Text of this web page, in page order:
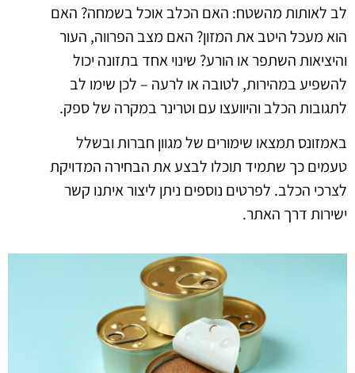
לב לאותות מהשטח: האם הכלב אוכל בשמחה? האם
הוא מעכל היטב את המזון? האם מצב הפרווה, העור
והיציאות השתפר או הורע? שינוי אחד בתזונה יכול
להשפיע במהירות, לטובה או לרעה – לכן שימו לב
לתגובות הכלב והיוועצו עם וטרינר במקרה של ספק.
באמזונס תמצאו שימורים של מגוון חברות ובשלל
טעמים כך שתמיד תוכלו לבצע את הבחירה המדויקת
לצרכי הכלב. לפרטים נוספים ניתן ליצור איתנו קשר
ישירות דרך האתר.